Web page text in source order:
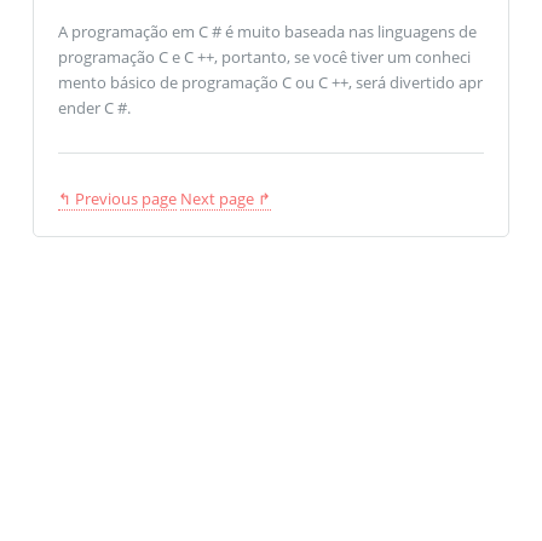
A programação em C # é muito baseada nas linguagens de
programação C e C ++, portanto, se você tiver um conheci
mento básico de programação C ou C ++, será divertido apr
ender C #.
↰ Previous page Next page ↱